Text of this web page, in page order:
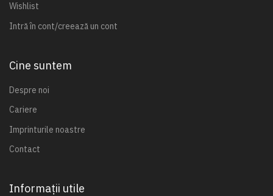
Wishlist
Intră în cont/creează un cont
Cine suntem
Despre noi
Cariere
Imprinturile noastre
Contact
Informații utile